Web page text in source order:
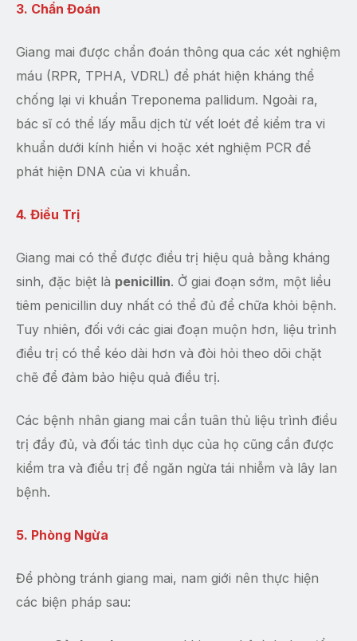
3. Chẩn Đoán
Giang mai được chẩn đoán thông qua các xét nghiệm
máu (RPR, TPHA, VDRL) để phát hiện kháng thể
chống lại vi khuẩn Treponema pallidum. Ngoài ra,
bác sĩ có thể lấy mẫu dịch từ vết loét để kiểm tra vi
khuẩn dưới kính hiển vi hoặc xét nghiệm PCR để
phát hiện DNA của vi khuẩn.
4. Điều Trị
Giang mai có thể được điều trị hiệu quả bằng kháng
sinh, đặc biệt là penicillin. Ở giai đoạn sớm, một liều
tiêm penicillin duy nhất có thể đủ để chữa khỏi bệnh.
Tuy nhiên, đối với các giai đoạn muộn hơn, liệu trình
điều trị có thể kéo dài hơn và đòi hỏi theo dõi chặt
chẽ để đảm bảo hiệu quả điều trị.
Các bệnh nhân giang mai cần tuân thủ liệu trình điều
trị đầy đủ, và đối tác tình dục của họ cũng cần được
kiểm tra và điều trị để ngăn ngừa tái nhiễm và lây lan
bệnh.
5. Phòng Ngừa
Để phòng tránh giang mai, nam giới nên thực hiện
các biện pháp sau: